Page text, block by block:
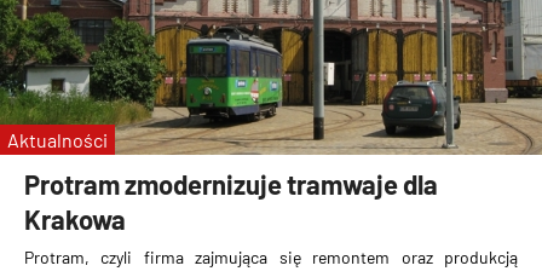
Protram zmodernizuje tramwaje dla
Krakowa
Protram, czyli firma zajmująca się remontem oraz produkcją
Aktualności